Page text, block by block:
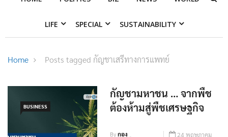
POLITICS BIZ NEWS WORLD
กัญชามหาชน … จากพืช
ต้องห้ามสู่พืชเศรษฐกิจ